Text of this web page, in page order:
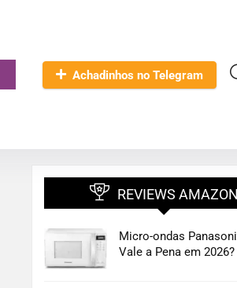
Achadinhos no Telegram
REVIEWS AMAZON
Micro-ondas
Vale a Pena em 2026?